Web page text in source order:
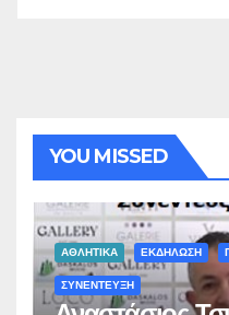
YOU MISSED
ΑΘΛΗΤΙΚΑ ΕΚΔΗΛΩΣΗ
ΣΥΝΕΝΤΕΥΞΗ